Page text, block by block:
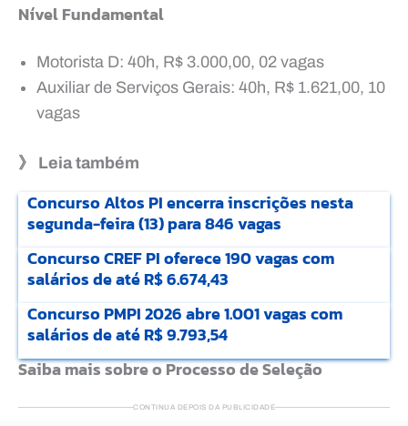
Nível Fundamental
Motorista D: 40h, R$ 3.000,00, 02 vagas
Auxiliar de Serviços Gerais: 40h, R$ 1.621,00, 10
vagas
》 Leia também
Concurso Altos PI encerra inscrições nesta
segunda-feira (13) para 846 vagas
Concurso CREF PI oferece 190 vagas com
salários de até R$ 6.674,43
Concurso PMPI 2026 abre 1.001 vagas com
salários de até R$ 9.793,54
Saiba mais sobre o Processo de Seleção
CONTINUA DEPOIS DA PUBLICIDADE